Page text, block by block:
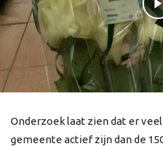
Onderzoek laat zien dat er
gemeente actief zijn dan de